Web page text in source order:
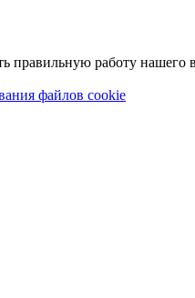
работу нашего
файлов cookie